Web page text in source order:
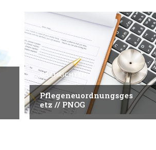
NACHRICHTEN
Pflegeneuordnungsges
etz // PNOG